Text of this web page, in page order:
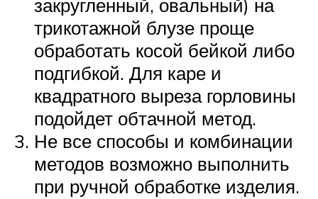
закругленный, овальный) на
трикотажной блузе проще
обработать косой бейкой либо
подгибкой. Для каре и
квадратного выреза горловины
подойдет обтачной метод.
Не все способы и комбинации
методов возможно выполнить
при ручной обработке изделия.